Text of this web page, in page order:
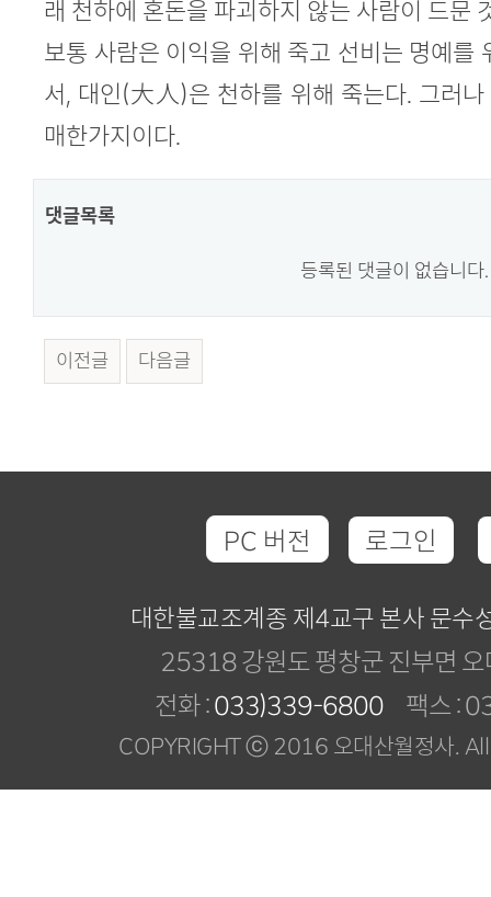
래 천하에 혼돈을 파괴하지 않는 사람이 드문
보통 사람은 이익을 위해 죽고 선비는 명예를
서, 대인(大人)은 천하를 위해 죽는다. 그러
매한가지이다.
댓글목록
등록된 댓글이 없습니다.
이전글 다음글
PC 버전 로그인
대한불교조계종 제4교구 본사 문수
25318 강원도 평창군 진부면
전화 :033)339-6800 팩스 :
COPYRIGHT ⓒ 2016 오대산월정사.